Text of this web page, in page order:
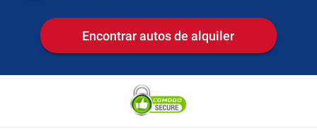
Encontrar autos de alquiler